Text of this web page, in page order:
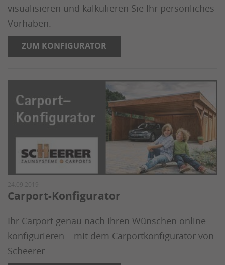
visualisieren und kalkulieren Sie Ihr persönliches
Vorhaben.
ZUM KONFIGURATOR
24.09.2019
Carport-Konfigurator
Ihr Carport genau nach Ihren Wünschen online
konfigurieren – mit dem Carportkonfigurator von
Scheerer